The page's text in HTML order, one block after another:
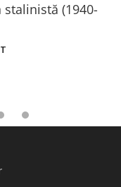
stalinistă (1940-